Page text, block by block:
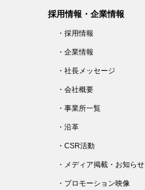
採用情報・企業情報
・採用情報
・企業情報
・社長メッセージ
・会社概要
・事業所一覧
・沿革
・CSR活動
・メディア掲載・お知らせ
・プロモーション映像